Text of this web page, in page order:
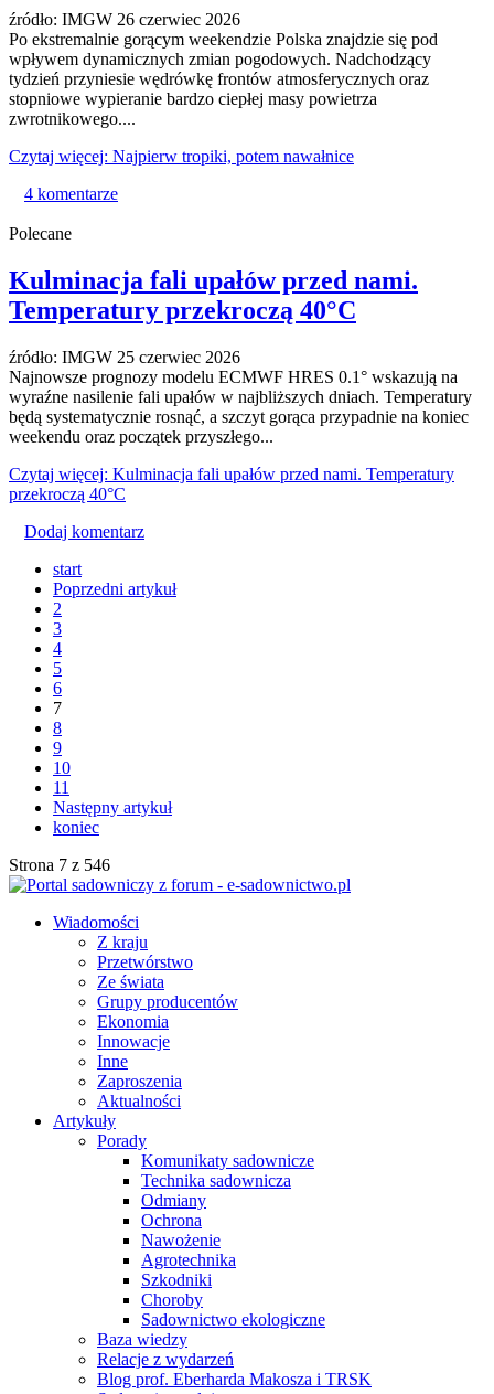
źródło: IMGW 26 czerwiec 2026
Po ekstremalnie gorącym weekendzie Polska znajdzie się pod
wpływem dynamicznych zmian pogodowych. Nadchodzący
tydzień przyniesie wędrówkę frontów atmosferycznych oraz
stopniowe wypieranie bardzo ciepłej masy powietrza
zwrotnikowego....
Czytaj więcej: Najpierw tropiki, potem nawałnice
4 komentarze
Polecane
Kulminacja fali upałów przed nami.
Temperatury przekroczą 40°C
źródło: IMGW 25 czerwiec 2026
Najnowsze prognozy modelu ECMWF HRES 0.1° wskazują na
wyraźne nasilenie fali upałów w najbliższych dniach. Temperatury
będą systematycznie rosnąć, a szczyt gorąca przypadnie na koniec
weekendu oraz początek przyszłego...
Czytaj więcej: Kulminacja fali upałów przed nami. Temperatury
przekroczą 40°C
Dodaj komentarz
start
Poprzedni artykuł
2
3
4
5
6
7
8
9
10
11
Następny artykuł
koniec
Strona 7 z 546
Wiadomości
Z kraju
Przetwórstwo
Ze świata
Grupy producentów
Ekonomia
Innowacje
Inne
Zaproszenia
Aktualności
Artykuły
Porady
Komunikaty sadownicze
Technika sadownicza
Odmiany
Ochrona
Nawożenie
Agrotechnika
Szkodniki
Choroby
Sadownictwo ekologiczne
Baza wiedzy
Relacje z wydarzeń
Blog prof. Eberharda Makosza i TRSK